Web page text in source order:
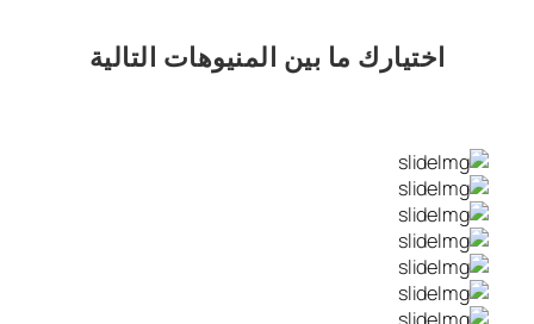
اختيارك ما بين المنيوهات التالية